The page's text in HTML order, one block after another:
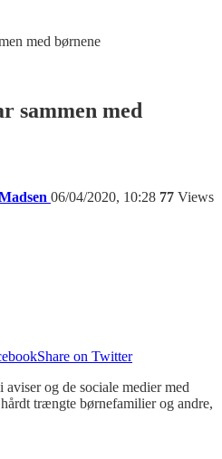
med børnene
sammen med
06/04/2020, 10:28 77 Views
Share on Twitter
og de sociale medier med
trængte børnefamilier og andre,